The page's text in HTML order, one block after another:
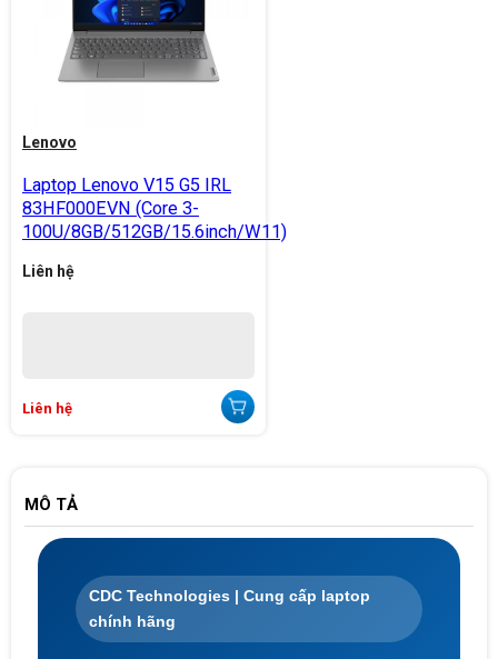
Lenovo
Laptop Lenovo V15 G5 IRL
83HF000EVN (Core 3-
100U/8GB/512GB/15.6inch/W11)
Liên hệ
Liên hệ
MÔ TẢ
CDC Technologies | Cung cấp laptop
chính hãng